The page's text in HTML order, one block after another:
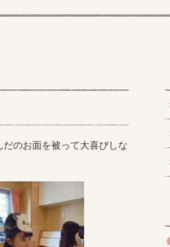
のお面を被って大喜びしな